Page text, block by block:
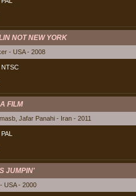
NOT NEW YORK
- USA - 2008
NTSC
FILM
Jafar Panahi - Iran - 2011
JUMPIN'
USA - 2000